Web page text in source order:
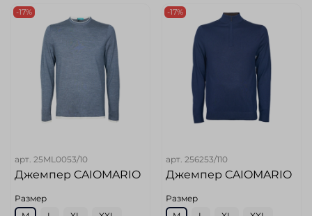
-17%
арт. 25ML0053/10
Джемпер CAIOMARIO
Размер
-17%
арт. 256253/110
Джемпер CAIOMARIO
Размер